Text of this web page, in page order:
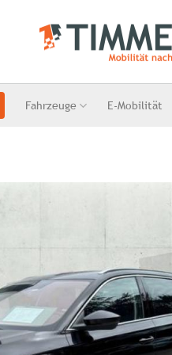
Fahrzeuge E-Mobilität